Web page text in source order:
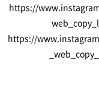
https://
https://